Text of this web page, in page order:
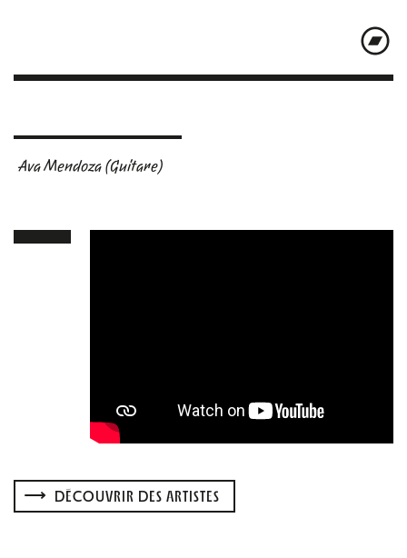
Ava Mendoza (Guitare)
DÉCOUVRIR DES ARTISTES